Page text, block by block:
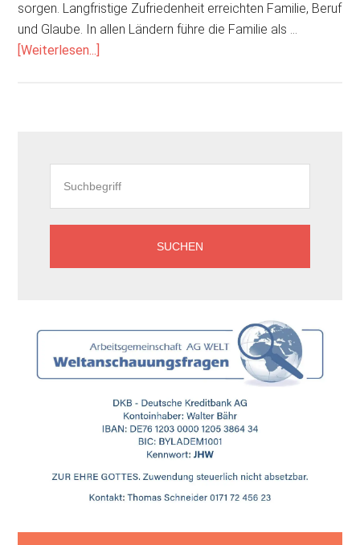
sorgen. Langfristige Zufriedenheit erreichten Familie, Beruf
und Glaube. In allen Ländern führe die Familie als …
[Weiterlesen...]